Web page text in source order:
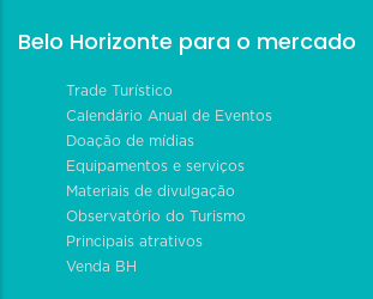
Belo Horizonte para o mercado
Trade Turístico
Calendário Anual de Eventos
Doação de mídias
Equipamentos e serviços
Materiais de divulgação
Observatório do Turismo
Principais atrativos
Venda BH